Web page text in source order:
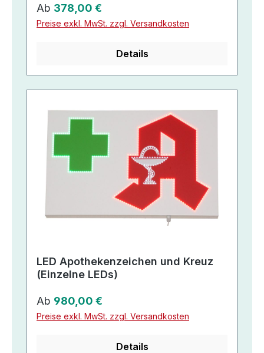
Regulärer Preis:
Ab 378,00 €
Preise exkl. MwSt. zzgl. Versandkosten
Details
LED Apothekenzeichen und Kreuz
(Einzelne LEDs)
Regulärer Preis:
Ab 980,00 €
Preise exkl. MwSt. zzgl. Versandkosten
Details